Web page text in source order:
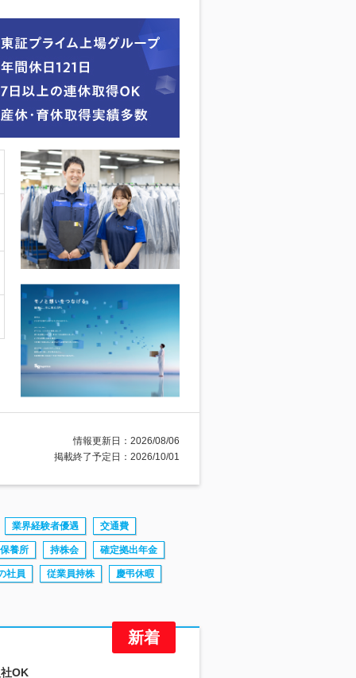
情報更新日：2026/08/06
掲載終了予定日：2026/10/01
業界経験者優遇 交通費
保養所 持株会 確定拠出年金
社員 従業員持株 慶弔休暇
OK